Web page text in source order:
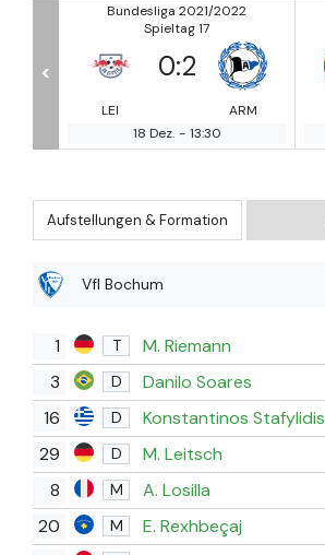
Bundesliga 2021/2022
Spieltag 17
EIN
1:0
MAI
18 Dez. - 13:30
<
Aufstellungen & Formation
Vfl Bochum
1 T M. Riemann
3 D Danilo Soares
16 D Konstantinos Stafylidis
29 D M. Leitsch
8 M A. Losilla
20 M E. Rexhbeçaj